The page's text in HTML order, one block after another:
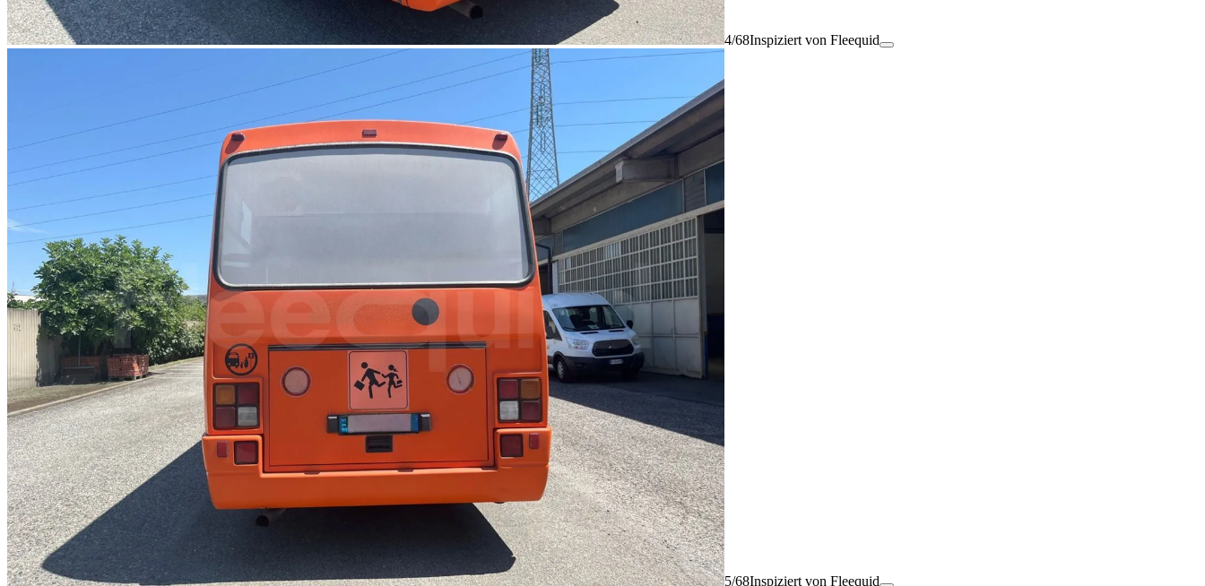
4/68Inspiziert von Fleequid
5/68Inspiziert von Fleequid